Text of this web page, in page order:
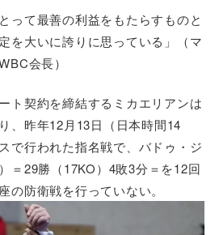
って最善の利益をもたらすものと
を大いに誇りに思っている」（マ
会長）
ト契約を締結するミカエリアンは
、昨年12月13日（日本時間14
で行われた指名戦で、バドゥ・ジ
＝29勝（17KO）4敗3分＝を12回
の防衛戦を行っていない。